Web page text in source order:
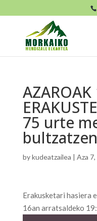
75 urte
bultzatzen
bykudeatzailea | Aza
Erakusketari hasiera
16an arratsaldeko